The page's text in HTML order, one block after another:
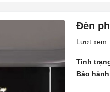
Đèn
Lượt
Tình
Bảo hành